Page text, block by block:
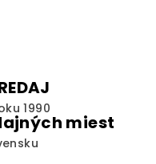
1990
miest